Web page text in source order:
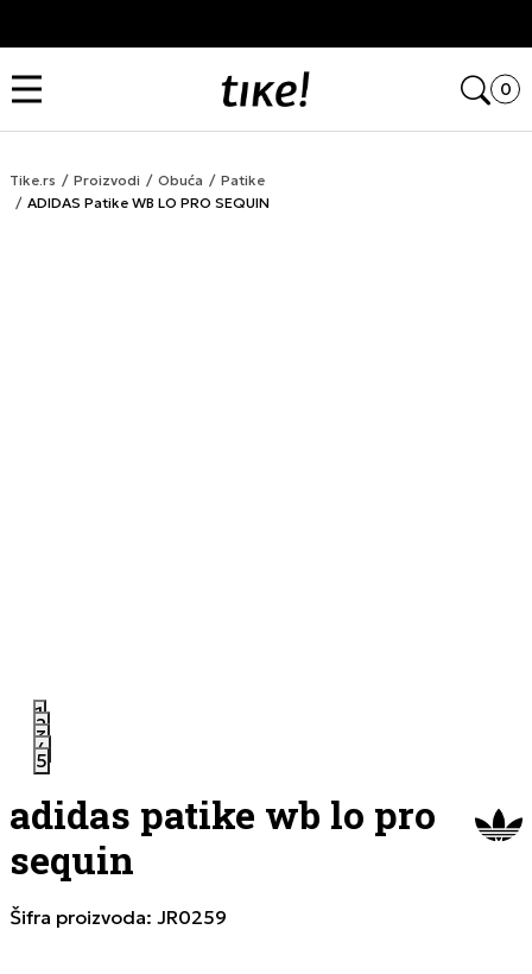
0
Tike.rs Proizvodi Obuća
Patike
ADIDAS Patike WB LO PRO SEQUIN
1
2
3
4
5
adidas patike wb lo pro
sequin
Šifra proizvoda: JR0259